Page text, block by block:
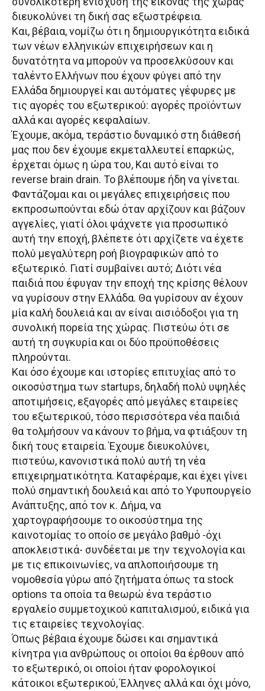
διευκολύνει τη δική σας εξωστρέφεια.
Και, βέβαια, νομίζω ότι η δημιουργικότητα ειδικά
των νέων ελληνικών επιχειρήσεων και η
δυνατότητα να μπορούν να προσελκύσουν και
ταλέντο Ελλήνων που έχουν φύγει από την
Ελλάδα δημιουργεί και αυτόματες γέφυρες με
τις αγορές του εξωτερικού: αγορές προϊόντων
αλλά και αγορές κεφαλαίων.
Έχουμε, ακόμα, τεράστιο δυναμικό στη διάθεσή
μας που δεν έχουμε εκμεταλλευτεί επαρκώς,
έρχεται όμως η ώρα του, Και αυτό είναι το
reverse brain drain. Το βλέπουμε ήδη να γίνεται.
Φαντάζομαι και οι μεγάλες επιχειρήσεις που
εκπροσωπούνται εδώ όταν αρχίζουν και βάζουν
αγγελίες, γιατί όλοι ψάχνετε για προσωπικό
αυτή την εποχή, βλέπετε ότι αρχίζετε να έχετε
πολύ μεγαλύτερη ροή βιογραφικών από το
εξωτερικό. Γιατί συμβαίνει αυτό; Διότι νέα
παιδιά που έφυγαν την εποχή της κρίσης θέλουν
να γυρίσουν στην Ελλάδα. Θα γυρίσουν αν έχουν
μία καλή δουλειά και αν είναι αισιόδοξοι για τη
συνολική πορεία της χώρας. Πιστεύω ότι σε
αυτή τη συγκυρία και οι δύο προϋποθέσεις
πληρούνται.
Και όσο έχουμε και ιστορίες επιτυχίας από το
οικοσύστημα των startups, δηλαδή πολύ υψηλές
αποτιμήσεις, εξαγορές από μεγάλες εταιρείες
του εξωτερικού, τόσο περισσότερα νέα παιδιά
θα τολμήσουν να κάνουν το βήμα, να φτιάξουν τη
δική τους εταιρεία. Έχουμε διευκολύνει,
πιστεύω, κανονιστικά πολύ αυτή τη νέα
επιχειρηματικότητα. Καταφέραμε, και έχει γίνει
πολύ σημαντική δουλειά και από το Υφυπουργείο
Ανάπτυξης, από τον κ. Δήμα, να
χαρτογραφήσουμε το οικοσύστημα της
καινοτομίας το οποίο σε μεγάλο βαθμό -όχι
αποκλειστικά- συνδέεται με την τεχνολογία και
με τις επικοινωνίες, να απλοποιήσουμε τη
νομοθεσία γύρω από ζητήματα όπως τα stock
options τα οποία τα θεωρώ ένα τεράστιο
εργαλείο συμμετοχικού καπιταλισμού, ειδικά για
τις εταιρείες τεχνολογίας.
Όπως βέβαια έχουμε δώσει και σημαντικά
κίνητρα για ανθρώπους οι οποίοι θα έρθουν από
το εξωτερικό, οι οποίοι ήταν φορολογικοί
κάτοικοι εξωτερικού, Έλληνες αλλά και όχι μόνο,